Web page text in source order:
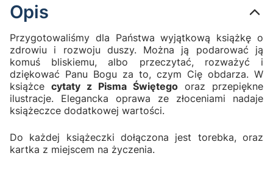
Opis
Przygotowaliśmy dla Państwa wyjątkową książkę o
zdrowiu i rozwoju duszy. Można ją podarować ją
komuś bliskiemu, albo przeczytać, rozważyć i
dziękować Panu Bogu za to, czym Cię obdarza. W
książce cytaty z Pisma Świętego oraz przepiękne
ilustracje. Elegancka oprawa ze złoceniami nadaje
książeczce dodatkowej wartości.
Do każdej książeczki dołączona jest torebka, oraz
kartka z miejscem na życzenia.